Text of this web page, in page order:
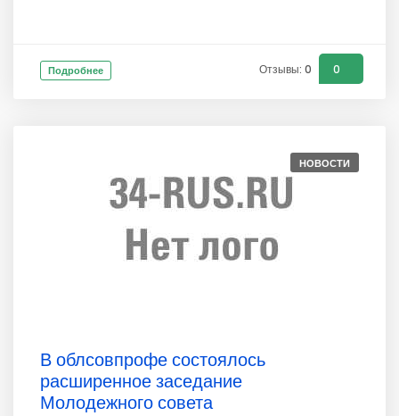
Подробнее Отзывы: 0 0
НОВОСТИ
В облсовпрофе состоялось
расширенное заседание
Молодежного совета